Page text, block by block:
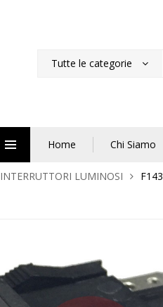
Tutte le categorie
Home Chi Siamo
INTERRUTTORI LUMINOSI F143